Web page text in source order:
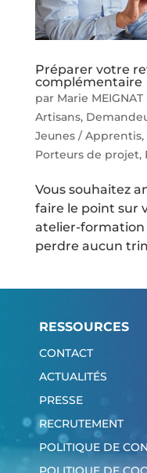
Préparer votre
complémentaire
par Marie MEIGNAT
Artisans,
Jeunes / Apprentis,
Porteurs de projet,
Vous souhaitez
faire le point sur
atelier-formation
perdre aucun
RESSOURCES
CONTACT
ACTUALITÉS
PRESSE
RECRUTEMENT
POLITIQUE DE